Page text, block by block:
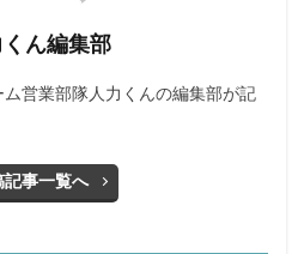
くん編集部
営業部隊人力くんの編集部が記
記事一覧へ